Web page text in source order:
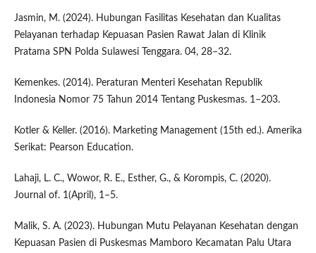
Jasmin, M. (2024). Hubungan Fasilitas Kesehatan dan Kualitas
Pelayanan terhadap Kepuasan Pasien Rawat Jalan di Klinik
Pratama SPN Polda Sulawesi Tenggara. 04, 28–32.
Kemenkes. (2014). Peraturan Menteri Kesehatan Republik
Indonesia Nomor 75 Tahun 2014 Tentang Puskesmas. 1–203.
Kotler & Keller. (2016). Marketing Management (15th ed.). Amerika
Serikat: Pearson Education.
Lahaji, L. C., Wowor, R. E., Esther, G., & Korompis, C. (2020).
Journal of. 1(April), 1–5.
Malik, S. A. (2023). Hubungan Mutu Pelayanan Kesehatan dengan
Kepuasan Pasien di Puskesmas Mamboro Kecamatan Palu Utara